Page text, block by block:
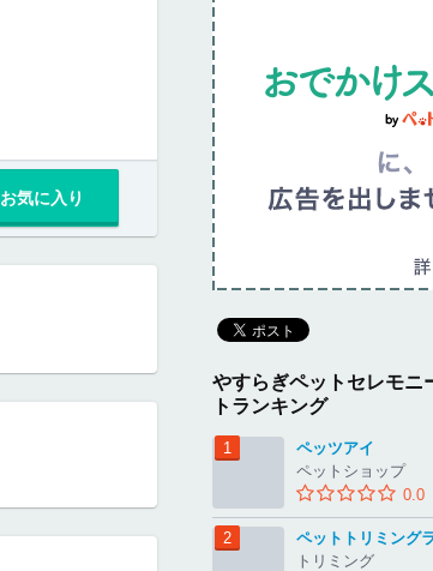
お気に入り
やすらぎペットセレモニ
トランキング
ペッツアイ
ペットショップ
0.0
ペットトリミング
トリミング